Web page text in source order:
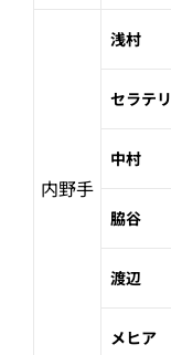
内野手
浅村
セラテリ
中村
脇谷
渡辺
メヒア